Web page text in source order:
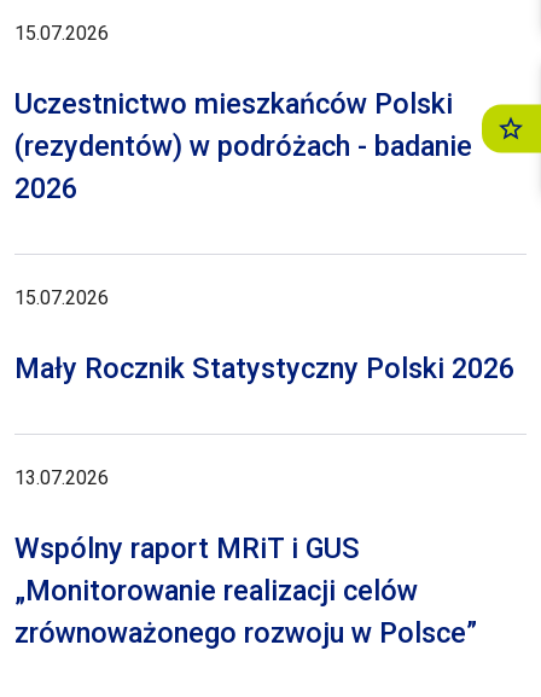
15.07.2026
Uczestnictwo mieszkańców Polski
(rezydentów) w podróżach - badanie
2026
15.07.2026
Mały Rocznik Statystyczny Polski 2026
13.07.2026
Wspólny raport MRiT i GUS
„Monitorowanie realizacji celów
zrównoważonego rozwoju w Polsce”